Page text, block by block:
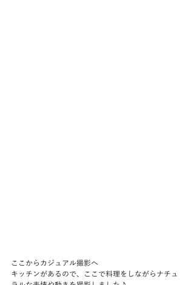
ここからカジュアル撮影へ
キッチンがあるので、ここで料理をしながらナチュ